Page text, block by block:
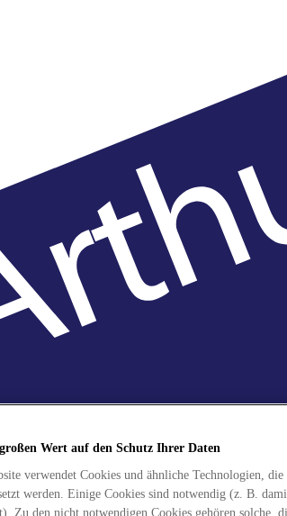
Wert auf den Schutz Ihrer Daten
verwendet Cookies und ähnliche Technologien,
werden. Einige Cookies sind notwendig (z. B.
Zu den nicht notwendigen Cookies gehören solche,